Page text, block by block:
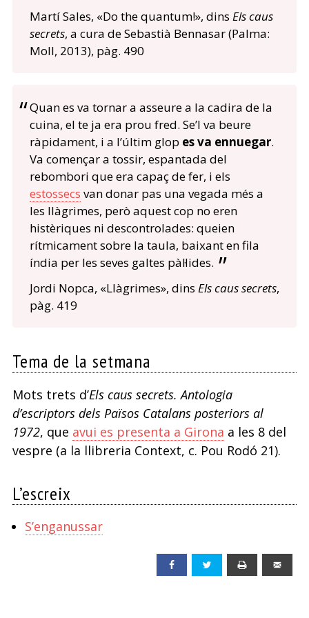
Martí Sales, «Do the quantum!», dins Els caus
secrets, a cura de Sebastià Bennasar (Palma:
Moll, 2013), pàg. 490
Quan es va tornar a asseure a la cadira de la
cuina, el te ja era prou fred. Se’l va beure
ràpidament, i a l’últim glop es va ennuegar.
Va començar a tossir, espantada del
rebombori que era capaç de fer, i els
estossecs van donar pas una vegada més a
les llàgrimes, però aquest cop no eren
histèriques ni descontrolades: queien
rítmicament sobre la taula, baixant en fila
índia per les seves galtes pàl·lides.
Jordi Nopca, «Llàgrimes», dins Els caus secrets,
pàg. 419
Tema de la setmana
Mots trets d’Els caus secrets. Antologia
d’escriptors dels Països Catalans posteriors al
1972, que avui es presenta a Girona a les 8 del
vespre (a la llibreria Context, c. Pou Rodó 21).
L’escreix
S’enganussar
Facebook Twitter